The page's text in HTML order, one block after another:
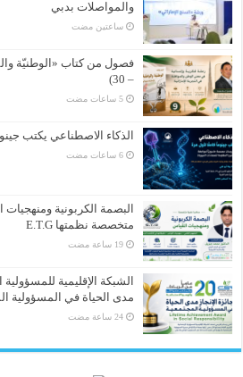
والمواصلات بدبي
‏ساعتين مضت
– 30)
الذكاء الاصطناعي يكتب
البصمة الكربونية
متخصصة نظمتها E.T.G
الشبكة الإقليمية للمسؤولية
مدى الحياة في المسؤولية